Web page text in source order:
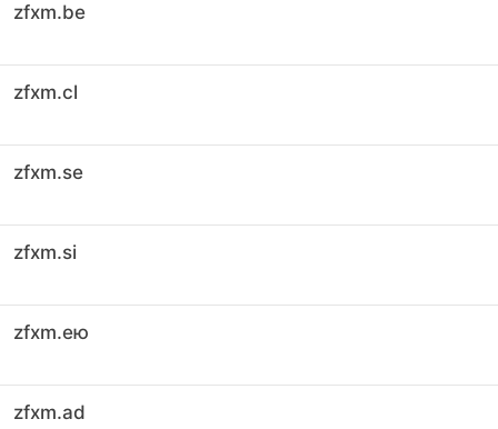
zfxm.be
zfxm.cl
zfxm.se
zfxm.si
zfxm.ею
zfxm.ad